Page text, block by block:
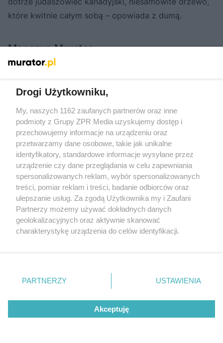
które kwitnie całym sobą – opowiada z dumą.
Magazyn Murator
Drogi Użytkowniku,
My, naszych 1162 zaufanych partnerów oraz inne
podmioty z Grupy ZPR Media uzyskujemy dostęp i
przechowujemy informacje na urządzeniu oraz
przetwarzamy dane osobowe, takie jak unikalne
identyfikatory, standardowe informacje wysyłane przez
urządzenie czy dane przeglądania w celu zapewniania
spersonalizowanych reklam, wybór spersonalizowanych
treści, pomiar reklam i treści, badanie odbiorców oraz
ulepszanie usług. Za zgodą Użytkownika my i Zaufani
Partnerzy możemy używać dokładnych danych
geolokalizacyjnych oraz aktywnie skanować
charakterystykę urządzenia do celów identyfikacji.
zmienić/wycofać klikając przycisk ustawień prywatności
znajdujący się w lewym dolnym rogu strony
rodzaje przetwarzania danych nie wymagają zgody
użytkownika, ale masz prawo sprzeciwić się takiemu
przetwarzaniu. Preferencje będą miały zastosowanie tylko
PARTNERZY USTAWIENIA
Akceptuję